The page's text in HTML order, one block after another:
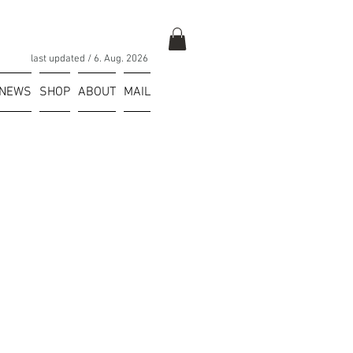
last updated / 6. Aug. 2026
SHOP ABOUT MAIL